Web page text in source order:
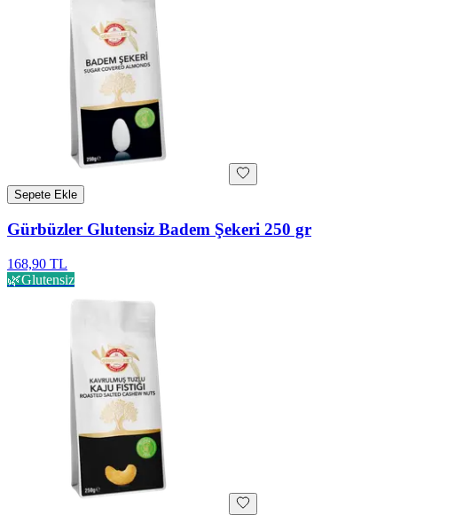
Sepete Ekle
Gürbüzler Glutensiz Badem Şekeri 250 gr
168,90 TL
🌿Glutensiz